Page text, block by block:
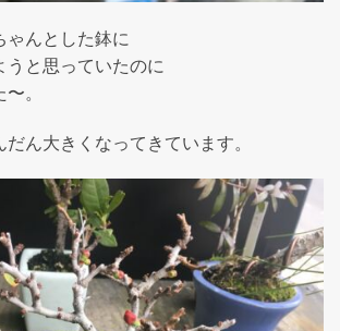
ゃんとした鉢に
うと思っていたのに
。
ん大きくなってきています。